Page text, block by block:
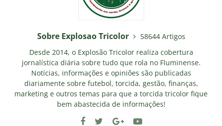
Sobre Explosao Tricolor
58644 Artigos
Desde 2014, o Explosão Tricolor realiza cobertura
jornalística diária sobre tudo que rola no Fluminense.
Notícias, informações e opiniões são publicadas
diariamente sobre futebol, torcida, gestão, finanças,
marketing e outros temas para que a torcida tricolor fique
bem abastecida de informações!